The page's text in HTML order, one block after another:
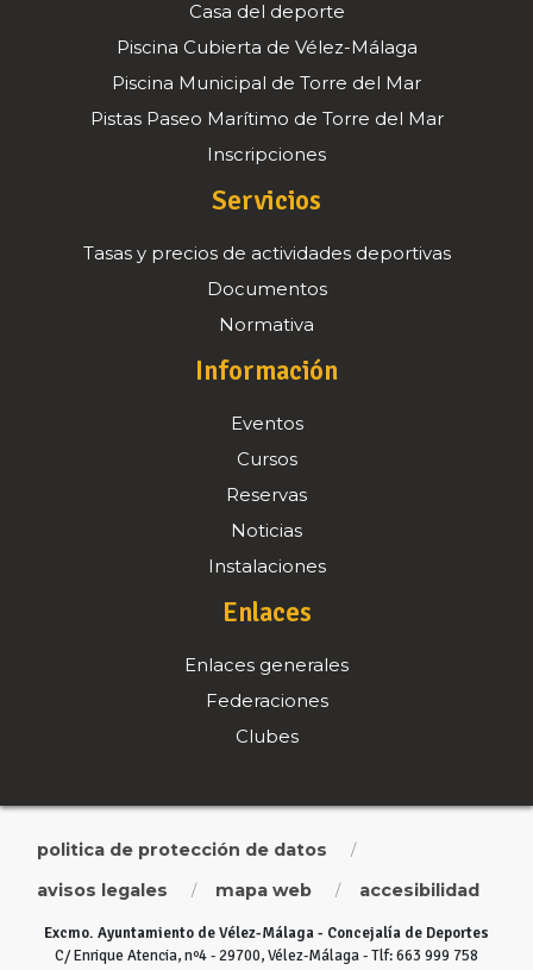
Casa del deporte
Piscina Cubierta de Vélez-Málaga
Piscina Municipal de Torre del Mar
Pistas Paseo Marítimo de Torre del Mar
Inscripciones
Servicios
Tasas y precios de actividades deportivas
Documentos
Normativa
Información
Eventos
Cursos
Reservas
Noticias
Instalaciones
Enlaces
Enlaces generales
Federaciones
Clubes
politica de protección de datos /
avisos legales / mapa web / accesibilidad
Excmo. Ayuntamiento de Vélez-Málaga - Concejalía de Deportes
C/ Enrique Atencia, nº4 - 29700, Vélez-Málaga - Tlf: 663 999 758